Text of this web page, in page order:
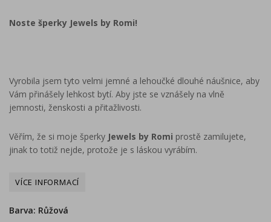
Noste šperky Jewels by Romi!
Vyrobila jsem tyto velmi jemné a lehoučké dlouhé náušnice, aby
Vám přinášely lehkost bytí. Aby jste se vznášely na vlně
jemnosti, ženskosti a přitažlivosti.
Věřím, že si moje šperky Jewels by Romi prostě zamilujete,
jinak to totiž nejde, protože je s láskou vyrábím.
Barva: Růžová